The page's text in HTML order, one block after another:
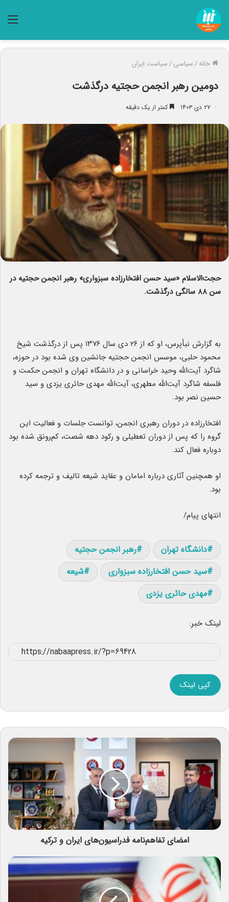
خانه/سیاسی/سیاست ایران
دومین رهبر انجمن حجتیه درگذشت
۲۷ دی ۱۴۰۳ کمتر از یک دقیقه
حجت‌الاسلام «سید حسن افتخارزاده سبزواری» رهبر انجمن حجتیه در
سن ۸۸ سالگی درگذشت.
به گزارش نبأپرس، او که از ۲۶ دی سال ۱۳۷۶ پس از درگذشت شیخ
محمود حلبی، موسس انجمن حجتیه جانشین وی شده بود در حوزه،
شاگرد آیت‌الله وحید خراسانی و در دانشگاه تهران و انجمن حکمت و
فلسفه شاگرد آیت‌الله مطهری، آیت‌الله مهدی حائری یزدی و سید
حسین نصر بود.
افتخارزاده در دوران رهبری انجمن، توانست جلسات و فعالیت این
گروه را که پس از دوران تعطیلی و رکود دهه شصت، کم‌رونق شده بود
دوباره فعال کند.
او همچنین آثاری درباره امامان و عقاید شیعه تالیف و ترجمه کرده
بود.
انتهای پیام/
دانشگاه تهران
رهبر انجمن حجتیه
سید حسن افتخارزاده سبزواری
شیعه
مهدی حائری یزدی
لینک خبر:
کپی لینک
امضای تفاهم‌نامه فدراسیون‌های ایران و ترکیه